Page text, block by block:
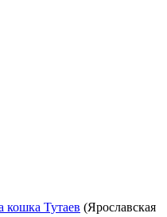
кошка Тутаев (Ярославская